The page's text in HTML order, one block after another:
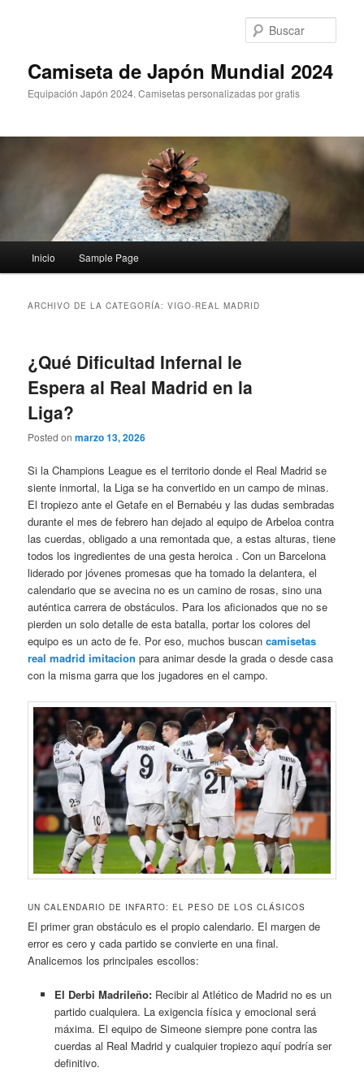
Camiseta de Japón Mundial 2024
Equipación Japón 2024. Camisetas personalizadas por gratis
principal
Inicio Sample Page
ARCHIVO DE LA CATEGORÍA:VIGO-REAL MADRID
¿Qué Dificultad Infernal le
Espera al Real Madrid en la
Liga?
Posted onmarzo 13, 2026
Si la Champions League es el territorio donde el Real Madrid se
siente inmortal, la Liga se ha convertido en un campo de minas.
El tropiezo ante el Getafe en el Bernabéu y las dudas sembradas
durante el mes de febrero han dejado al equipo de Arbeloa contra
las cuerdas, obligado a una remontada que, a estas alturas, tiene
todos los ingredientes de una gesta heroica . Con un Barcelona
liderado por jóvenes promesas que ha tomado la delantera, el
calendario que se avecina no es un camino de rosas, sino una
auténtica carrera de obstáculos. Para los aficionados que no se
pierden un solo detalle de esta batalla, portar los colores del
equipo es un acto de fe. Por eso, muchos buscancamisetas
real madrid imitacion para animar desde la grada o desde casa
con la misma garra que los jugadores en el campo.
UN CALENDARIO DE INFARTO: EL PESO DE LOS CLÁSICOS
El primer gran obstáculo es el propio calendario. El margen de
error es cero y cada partido se convierte en una final.
Analicemos los principales escollos:
El Derbi Madrileño:Recibir al Atlético de Madrid no es un
partido cualquiera. La exigencia física y emocional será
máxima. El equipo de Simeone siempre pone contra las
cuerdas al Real Madrid y cualquier tropiezo aquí podría ser
definitivo.